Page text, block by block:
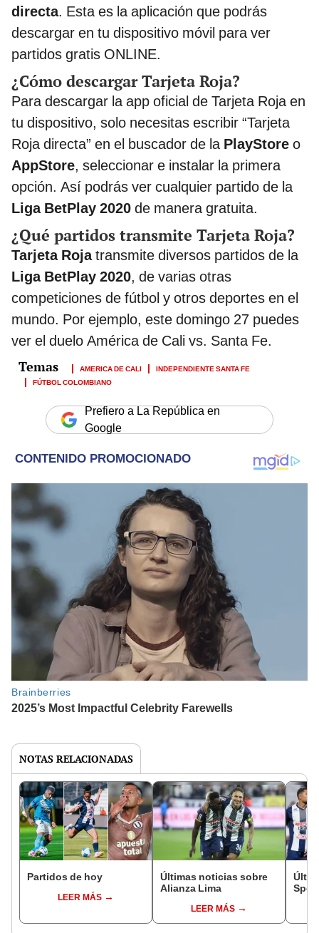
directa. Esta es la aplicación que podrás
descargar en tu dispositivo móvil para ver
partidos gratis ONLINE.
¿Cómo descargar Tarjeta Roja?
Para descargar la app oficial de Tarjeta Roja en
tu dispositivo, solo necesitas escribir “Tarjeta
Roja directa” en el buscador de la PlayStore o
AppStore, seleccionar e instalar la primera
opción. Así podrás ver cualquier partido de la
Liga BetPlay 2020 de manera gratuita.
¿Qué partidos transmite Tarjeta Roja?
Tarjeta Rojatransmite diversos partidos de la
Liga BetPlay 2020, de varias otras
competiciones de fútbol y otros deportes en el
mundo. Por ejemplo, este domingo 27 puedes
ver el duelo América de Cali vs. Santa Fe.
AMERICA DE CALI
INDEPENDIENTE SANTA FE
FÚTBOL COLOMBIANO
Prefiero a La República en
Google
NOTAS RELACIONADAS
Partidos de hoy
LEER MÁS
Últimas noticias sobre
Alianza Lima
LEER MÁS